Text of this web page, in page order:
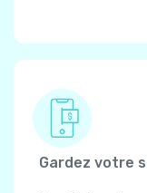
Gardez votre